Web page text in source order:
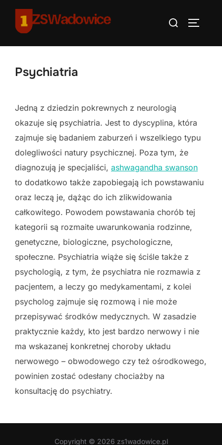
Skip
content
Search
Psychiatria
Jedną z dziedzin pokrewnych z neurologią
okazuje się psychiatria. Jest to dyscyplina, która
zajmuje się badaniem zaburzeń i wszelkiego typu
dolegliwości natury psychicznej. Poza tym, że
diagnozują je specjaliści, ashwagandha swanson
to dodatkowo także zapobiegają ich powstawaniu
oraz leczą je, dążąc do ich zlikwidowania
całkowitego. Powodem powstawania chorób tej
kategorii są rozmaite uwarunkowania rodzinne,
genetyczne, biologiczne, psychologiczne,
społeczne. Psychiatria wiąże się ściśle także z
psychologią, z tym, że psychiatra nie rozmawia z
pacjentem, a leczy go medykamentami, z kolei
psycholog zajmuje się rozmową i nie może
przepisywać środków medycznych. W zasadzie
praktycznie każdy, kto jest bardzo nerwowy i nie
ma wskazanej konkretnej choroby układu
nerwowego – obwodowego czy też ośrodkowego,
powinien zostać odesłany chociażby na
konsultację do psychiatry.
Copyright © 2026 zs1wadowice.pl